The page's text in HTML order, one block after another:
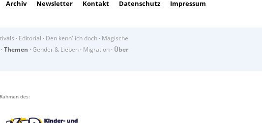
Archiv Newsletter Kontakt Datenschutz Impressum
· Editorial · Den kenn' ich doch · Magische
· Themen · Gender & Lieben· Migration· Über
des: